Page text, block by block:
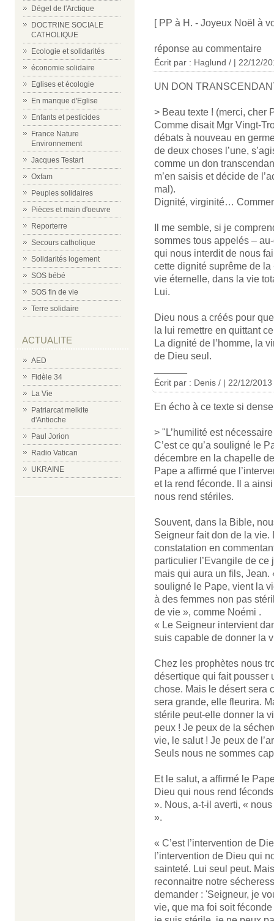
Dégel de l'Arctique
DOCTRINE SOCIALE
CATHOLIQUE
Ecologie et solidarités
économie solidaire
Eglises et écologie
En manque d'Eglise
Enfants et pesticides
France Nature
Environnement
Jacques Testart
Oxfam
Peuples solidaires
Pièces et main d'oeuvre
Reporterre
Secours catholique
Solidarités logement
SOS bébé
SOS fin de vie
Terre solidaire
ACTUALITE
AED
Fidèle 34
La Vie
Patriarcat melkite
d'Antioche
Paul Jorion
Radio Vatican
UKRAINE
[ PP à H. - Joyeux Noël à
réponse au commentaire
Écrit par : Haglund / | 22/12/
UN DON
> Beau texte ! (merci, cher
Comme disait Mgr Vingt-
débats à nouveau en
de deux choses l’une,
comme un don
m’en saisis et décide de
mal).
Dignité, virginité…
Il me semble, si je
sommes tous appelés –
qui nous interdit de nous
cette dignité suprême de
vie éternelle, dans la vie
Lui.
Dieu nous a créés pour
la lui remettre en quittant
La dignité de l’homme, la
de Dieu seul.
Écrit par : Denis / | 22/12/2013
En écho à ce texte si
> "L’humilité est
C’est ce qu’a souligné le
décembre en la chapelle
Pape a affirmé que
et la rend féconde. Il a
nous rend stériles.
Souvent, dans la Bible,
Seigneur fait don de la vie.
constatation en
particulier l’Evangile de ce
mais qui aura un fils, Jean.
souligné le Pape, vient la
à des femmes non pas
de vie », comme Noémi .
« Le Seigneur intervient
suis capable de donner la
Chez les prophètes nous
désertique qui fait pousser
chose. Mais le désert sera
sera grande, elle fleurira.
stérile peut-elle donner la
peux ! Je peux de la
vie, le salut ! Je peux de
Seuls nous ne sommes
Et le salut, a affirmé le
Dieu qui nous rend
». Nous, a-t-il averti, «
».
« C’est l’intervention de
l’intervention de Dieu qui
sainteté. Lui seul peut.
reconnaitre notre
demander : 'Seigneur, je
vie, que ma foi soit